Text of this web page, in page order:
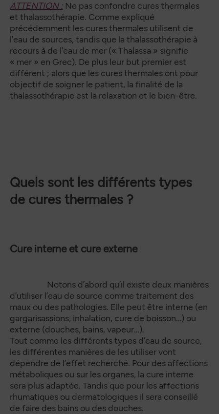
ATTENTION : Ne pas confondre cures thermales
et thalassothérapie. Comme expliqué
précédemment les cures thermales utilisent de
l’eau de sources, tandis que la thalassothérapie à
recours à de l’eau de mer (« Thalassa » signifie
« mer » en Grec). De plus leur but premier est
différent ; alors que les cures thermales ont pour
objectif de soigner le patient, la finalité de la
thalassothérapie est la relaxation et le bien-être.
Quels sont les différents types
de cures thermales ?
Cure interne et cure externe
Notons d’abord qu’il existe deux manières
d’utiliser l’eau de source comme traitement des
maux ou des pathologies. Elle peut être interne (en
gargarisassions, inhalation, cure de boisson…) ou
externe (douches, bains, vapeur…).
Tout comme les différents types d’eau de source,
les différentes manières de les utiliser vont
dépendre de l’effet recherché. Pour des affections
métaboliques ou sur les organes, la cure interne
sera plus adaptée. Tandis que pour les affections
rhumatiques ou dermatologiques il sera conseillé
de faire des bains ou des douches.